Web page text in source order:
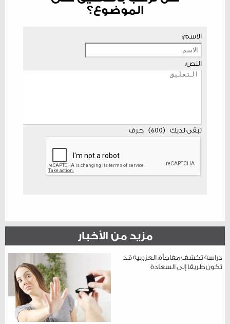
الموضوع؟
الاسم:
النص:
تبقى لديك (
600
) حرف
مزيد من الأخبار
دراسة تكشف مفاجأة: العزوبية قد
تكون طريقا إلى السعادة